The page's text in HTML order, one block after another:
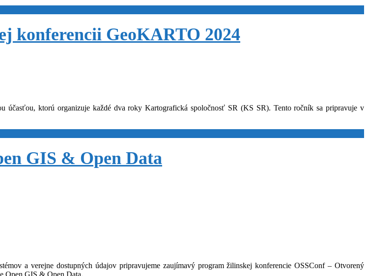
konferencii GeoKARTO 2024
účasťou, ktorú organizuje každé dva roky Kartografická spoločnosť SR (KS SR). Tento ročník sa pripravuje v
GIS & Open Data
a verejne dostupných údajov pripravujeme zaujímavý program žilinskej konferencie OSSConf – Otvorený
Open GIS & Open Data.